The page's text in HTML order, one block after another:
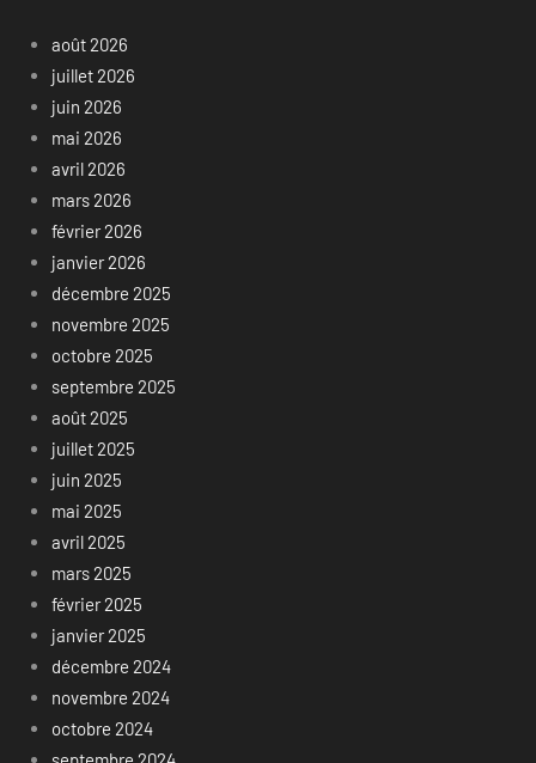
août 2026
juillet 2026
juin 2026
mai 2026
avril 2026
mars 2026
février 2026
janvier 2026
décembre 2025
novembre 2025
octobre 2025
septembre 2025
août 2025
juillet 2025
juin 2025
mai 2025
avril 2025
mars 2025
février 2025
janvier 2025
décembre 2024
novembre 2024
octobre 2024